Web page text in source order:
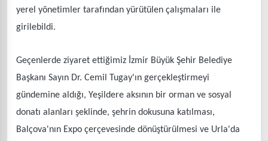
yerel yönetimler tarafından yürütülen çalışmaları ile
girilebildi.
Geçenlerde ziyaret ettiğimiz İzmir Büyük Şehir Belediye
Başkanı Sayın Dr. Cemil Tugay'ın gerçekleştirmeyi
gündemine aldığı, Yeşildere aksının bir orman ve sosyal
donatı alanları şeklinde, şehrin dokusuna katılması,
Balçova'nın Expo çerçevesinde dönüştürülmesi ve Urla'da